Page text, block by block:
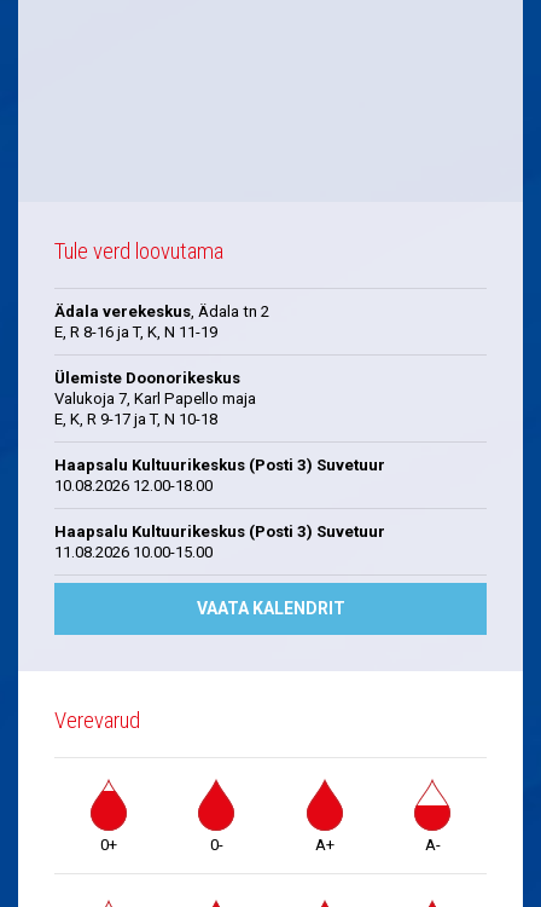
Tule verd loovutama
Ädala verekeskus , Ädala tn 2
E, R 8-16 ja T, K, N 11-19
Ülemiste Doonorikeskus
Valukoja 7, Karl Papello maja
E, K, R 9-17 ja T, N 10-18
Haapsalu Kultuurikeskus (Posti 3) Suvetuur
10.08.2026 12.00-18.00
Haapsalu Kultuurikeskus (Posti 3) Suvetuur
11.08.2026 10.00-15.00
VAATA KALENDRIT
Verevarud
0+ 0- A+ A-